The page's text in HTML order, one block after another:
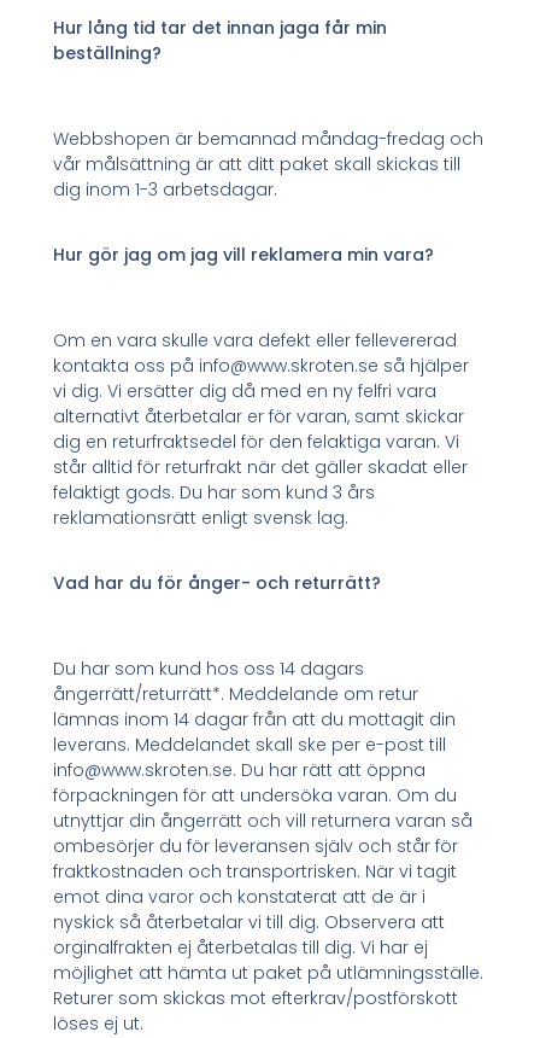
Hur lång tid tar det innan jaga får min
beställning?
Webbshopen är bemannad måndag-fredag och
vår målsättning är att ditt paket skall skickas till
dig inom 1-3 arbetsdagar.
Hur gör jag om jag vill reklamera min vara?
Om en vara skulle vara defekt eller fellevererad
kontakta oss på info@www.skroten.se så hjälper
vi dig. Vi ersätter dig då med en ny felfri vara
alternativt återbetalar er för varan, samt skickar
dig en returfraktsedel för den felaktiga varan. Vi
står alltid för returfrakt när det gäller skadat eller
felaktigt gods. Du har som kund 3 års
reklamationsrätt enligt svensk lag.
Vad har du för ånger- och returrätt?
Du har som kund hos oss 14 dagars
ångerrätt/returrätt*. Meddelande om retur
lämnas inom 14 dagar från att du mottagit din
leverans. Meddelandet skall ske per e-post till
info@www.skroten.se. Du har rätt att öppna
förpackningen för att undersöka varan. Om du
utnyttjar din ångerrätt och vill returnera varan så
ombesörjer du för leveransen själv och står för
fraktkostnaden och transportrisken. När vi tagit
emot dina varor och konstaterat att de är i
nyskick så återbetalar vi till dig. Observera att
orginalfrakten ej återbetalas till dig. Vi har ej
möjlighet att hämta ut paket på utlämningsställe.
Returer som skickas mot efterkrav/postförskott
löses ej ut.